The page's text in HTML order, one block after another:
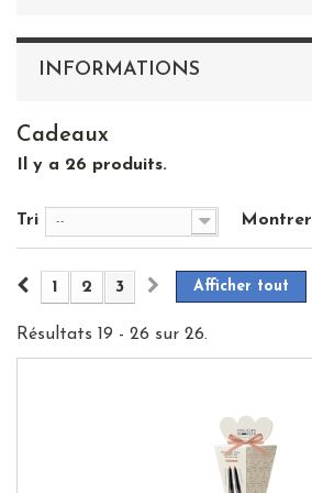
INFORMATIONS
Cadeaux
Il y a 26 produits.
Tri -- Montrer
Afficher tout
1 2 3
Résultats 19 - 26 sur 26.